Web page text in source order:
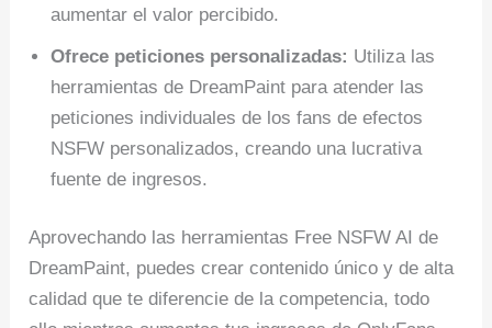
aumentar el valor percibido.
Ofrece peticiones personalizadas: Utiliza las
herramientas de DreamPaint para atender las
peticiones individuales de los fans de efectos
NSFW personalizados, creando una lucrativa
fuente de ingresos.
Aprovechando las herramientas Free NSFW AI de
DreamPaint, puedes crear contenido único y de alta
calidad que te diferencie de la competencia, todo